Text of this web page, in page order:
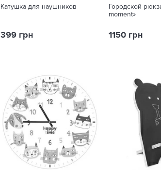
Катушка для наушников
399 грн
Городской
moment»
1150 грн